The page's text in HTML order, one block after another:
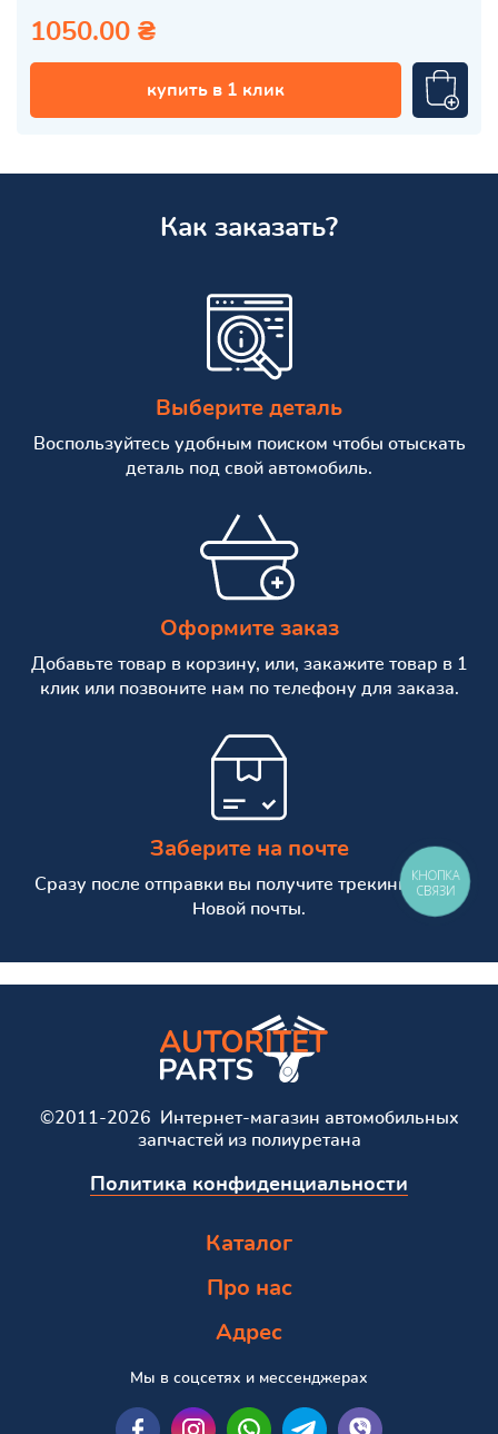
1050.00 ₴
купить в 1 клик
Как заказать?
Выберите деталь
Воспользуйтесь удобным поиском чтобы отыскать
деталь под свой автомобиль.
Оформите заказ
Добавьте товар в корзину, или, закажите товар в 1
клик или позвоните нам по телефону для заказа.
Заберите на почте
Сразу после отправки вы получите трекинг номер
Новой почты.
©2011-2026 Интернет-магазин автомобильных
запчастей из полиуретана
Политика конфиденциальности
Каталог
Про нас
Адрес
Мы в соцсетях и мессенджерах
КНОПКА
СВЯЗИ